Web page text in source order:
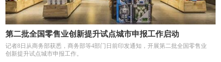
第二批全国零售业创新提升试点城市申报工作启动
记者8日从商务部获悉，商务部等4部门日前印发通知，开展第二批全国零售业
创新提升试点城市申报工作。